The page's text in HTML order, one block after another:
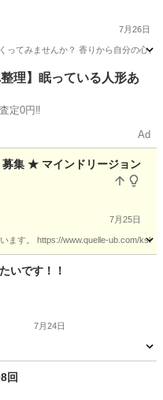
7月26日
ってみませんか？ 香りから自分の心
福岡 福岡市 六本松駅
整理】眠っている人形あ
定0円‼️
Ad
集 ★ マインドリージョン
7月25日
ます。 https://www.quelle-ub.com/
いです！！
7月24日
回